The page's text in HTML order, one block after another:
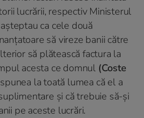
lucrării, respectiv Ministerul
ca cele două
să vireze banii către
să plătească factura la
acesta ce domnul (Coste
spunea la toată lumea că el a
și că trebuie să-și
pe aceste lucrări.